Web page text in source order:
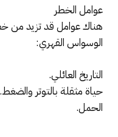
عوامل الخطر
هناك عوامل قد تزيد من
الوسواس القهري:
التاريخ العائلي.
حياة مثقلة بالتوتر والضغط.
الحمل.